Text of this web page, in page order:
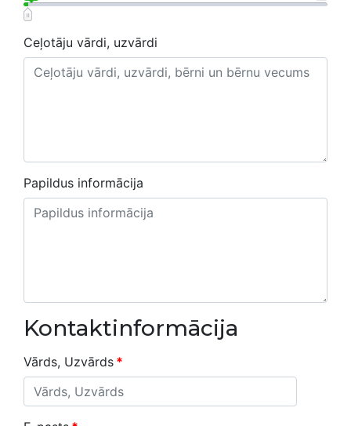
Ceļotāju vārdi, uzvārdi
Papildus informācija
Kontaktinformācija
Vārds, Uzvārds *